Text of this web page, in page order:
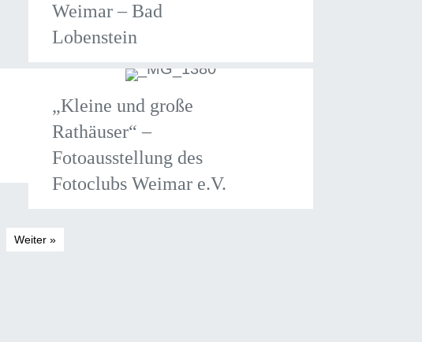
Weimar – Bad
Lobenstein
„Kleine und große
Rathäuser“ –
Fotoausstellung des
Fotoclubs Weimar e.V.
Weiter »